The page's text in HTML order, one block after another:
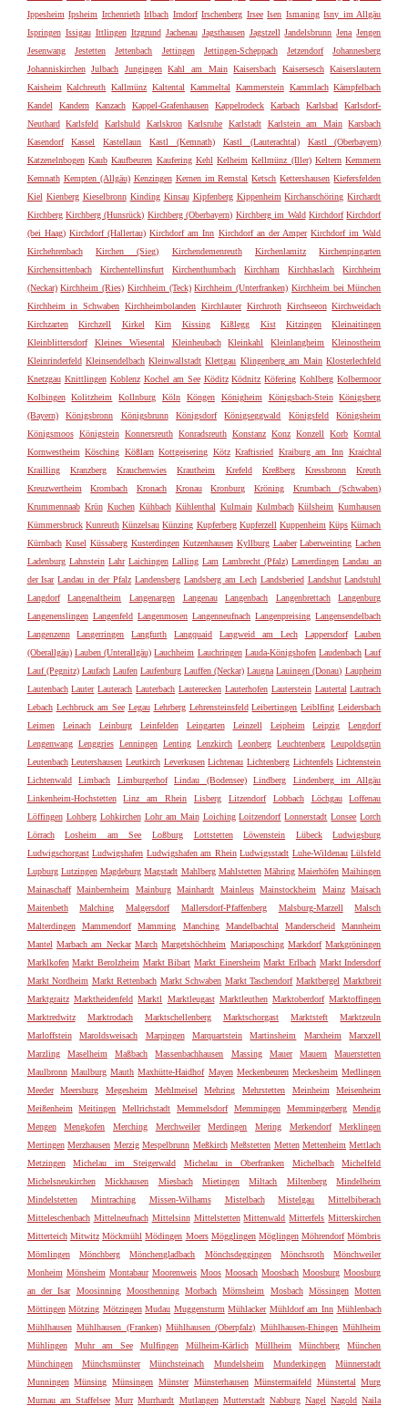
Ippesheim Ipsheim Irchenrieth Irlbach Irndorf Irschenberg Irsee Isen Ismaning Isny im Allgäu
Ispringen Issigau Ittlingen Itzgrund Jachenau Jagsthausen Jagstzell Jandelsbrunn Jena Jengen
Jesenwang
Jestetten Jettenbach Jettingen Jettingen-Scheppach Jetzendorf
Johannesberg
Johanniskirchen
Julbach Jungingen Kahl am Main Kaisersbach Kaisersesch
Kaiserslautern
Kaisheim Kalchreuth Kallmünz Kaltental Kammeltal Kammerstein Kammlach Kämpfelbach
Kandel
Kandern Kanzach Kappel-Grafenhausen Kappelrodeck Karbach Karlsbad
Karlsdorf-
Neuthard
Karlsfeld Karlshuld Karlskron Karlsruhe Karlstadt Karlstein am Main
Karsbach
Kasendorf
Kassel Kastellaun Kastl (Kemnath) Kastl (Lauterachtal)
Kastl (Oberbayern)
Katzenelnbogen Kaub Kaufbeuren Kaufering Kehl Kelheim Kellmünz (Iller) Keltern Kemmern
Kemnath Kempten (Allgäu) Kenzingen Kernen im Remstal Ketsch Kettershausen Kiefersfelden
Kiel Kienberg Kieselbronn Kinding Kinsau Kipfenberg Kippenheim Kirchanschöring Kirchardt
Kirchberg Kirchberg (Hunsrück) Kirchberg (Oberbayern) Kirchberg im Wald Kirchdorf Kirchdorf
(bei Haag) Kirchdorf (Hallertau) Kirchdorf am Inn Kirchdorf an der Amper Kirchdorf im Wald
Kirchehrenbach
Kirchen (Sieg) Kirchendemenreuth Kirchenlamitz
Kirchenpingarten
Kirchensittenbach
Kirchentellinsfurt Kirchenthumbach Kirchham Kirchhaslach
Kirchheim
(Neckar) Kirchheim (Ries) Kirchheim (Teck) Kirchheim (Unterfranken) Kirchheim bei München
Kirchheim in Schwaben Kirchheimbolanden Kirchlauter Kirchroth Kirchseeon Kirchweidach
Kirchzarten
Kirchzell Kirkel Kirn Kissing Kißlegg Kist Kitzingen
Kleinaitingen
Kleinblittersdorf
Kleines Wiesental Kleinheubach Kleinkahl Kleinlangheim
Kleinostheim
Kleinrinderfeld Kleinsendelbach Kleinwallstadt Klettgau Klingenberg am Main Klosterlechfeld
Knetzgau Knittlingen Koblenz Kochel am See Köditz Ködnitz Köfering Kohlberg Kolbermoor
Kolbingen
Kolitzheim Kollnburg Köln Köngen Königheim Königsbach-Stein
Königsberg
(Bayern)
Königsbronn Königsbrunn Königsdorf Königseggwald Königsfeld
Königsheim
Königsmoos Königstein Konnersreuth Konradsreuth Konstanz Konz Konzell Korb Korntal
Kornwestheim Kösching Kößlarn Kottgeisering Kötz Kraftisried Kraiburg am Inn Kraichtal
Krailling
Kranzberg Krauchenwies Krautheim Krefeld Kreßberg Kressbronn
Kreuth
Kreuzwertheim
Krombach Kronach Kronau Kronburg Kröning
Krumbach (Schwaben)
Krummennaab Krün Kuchen Kühbach Kühlenthal Kulmain Kulmbach Külsheim Kumhausen
Kümmersbruck Kunreuth Künzelsau Künzing Kupferberg Kupferzell Kuppenheim Küps Kürnach
Kürnbach Kusel Küssaberg Kusterdingen Kutzenhausen Kyllburg Laaber Laberweinting Lachen
Ladenburg Lahnstein Lahr Laichingen Lalling Lam Lambrecht (Pfalz) Lamerdingen Landau an
der Isar Landau in der Pfalz Landensberg Landsberg am Lech Landsberied Landshut Landstuhl
Langdorf
Langenaltheim Langenargen Langenau Langenbach Langenbrettach
Langenburg
Langenenslingen Langenfeld Langenmosen Langenneufnach Langenpreising Langensendelbach
Langenzenn
Langerringen Langfurth Langquaid Langweid am Lech Lappersdorf
Lauben
(Oberallgäu) Lauben (Unterallgäu) Lauchheim Lauchringen Lauda-Königshofen Laudenbach Lauf
Lauf (Pegnitz) Laufach Laufen Laufenburg Lauffen (Neckar) Laugna Lauingen (Donau) Laupheim
Lautenbach Lauter Lauterach Lauterbach Lauterecken Lauterhofen Lauterstein Lautertal Lautrach
Lebach Lechbruck am See Legau Lehrberg Lehrensteinsfeld Leibertingen Leiblfing Leidersbach
Leimen
Leinach Leinburg Leinfelden Leingarten Leinzell Leipheim Leipzig
Lengdorf
Lengenwang Lenggries Lenningen Lenting Lenzkirch Leonberg Leuchtenberg Leupoldsgrün
Leutenbach Leutershausen Leutkirch Leverkusen Lichtenau Lichtenberg Lichtenfels Lichtenstein
Lichtenwald
Limbach Limburgerhof Lindau (Bodensee) Lindberg
Lindenberg im Allgäu
Linkenheim-Hochstetten
Linz am Rhein Lisberg Litzendorf Lobbach Löchgau
Loffenau
Löffingen Lohberg Lohkirchen Lohr am Main Loiching Loitzendorf Lonnerstadt Lonsee Lorch
Lörrach
Losheim am See Loßburg Lottstetten Löwenstein Lübeck
Ludwigsburg
Ludwigschorgast Ludwigshafen Ludwigshafen am Rhein Ludwigsstadt Luhe-Wildenau Lülsfeld
Lupburg Lutzingen Magdeburg Magstadt Mahlberg Mahlstetten Mähring Maierhöfen Maihingen
Mainaschaff Mainbernheim Mainburg Mainhardt Mainleus Mainstockheim Mainz Maisach
Maitenbeth
Malching Malgersdorf Mallersdorf-Pfaffenberg Malsburg-Marzell
Malsch
Malterdingen
Mammendorf Mamming Manching Mandelbachtal Manderscheid
Mannheim
Mantel Marbach am Neckar March Margetshöchheim Mariaposching Markdorf Markgröningen
Marklkofen Markt Berolzheim Markt Bibart Markt Einersheim Markt Erlbach Markt Indersdorf
Markt Nordheim Markt Rettenbach Markt Schwaben Markt Taschendorf Marktbergel Marktbreit
Marktgraitz Marktheidenfeld Marktl Marktleugast Marktleuthen Marktoberdorf Marktoffingen
Marktredwitz
Marktrodach Marktschellenberg Marktschorgast Marktsteft
Marktzeuln
Marloffstein
Maroldsweisach Marpingen Marquartstein Martinsheim Marxheim
Marxzell
Marzling
Maselheim Maßbach Massenbachhausen Massing Mauer Mauern
Mauerstetten
Maulbronn Maulburg Mauth Maxhütte-Haidhof Mayen Meckenbeuren Meckesheim Medlingen
Meeder
Meersburg Megesheim Mehlmeisel Mehring Mehrstetten Meinheim
Meisenheim
Meißenheim
Meitingen Mellrichstadt Memmelsdorf Memmingen Memmingerberg
Mendig
Mengen
Mengkofen Merching Merchweiler Merdingen Mering Merkendorf
Merklingen
Mertingen Merzhausen Merzig Mespelbrunn Meßkirch Meßstetten Metten Mettenheim Mettlach
Metzingen
Michelau im Steigerwald Michelau in Oberfranken Michelbach
Michelfeld
Michelsneukirchen
Mickhausen Miesbach Mietingen Miltach Miltenberg
Mindelheim
Mindelstetten
Mintraching Missen-Wilhams Mistelbach Mistelgau
Mittelbiberach
Mitteleschenbach Mittelneufnach Mittelsinn Mittelstetten Mittenwald Mitterfels Mitterskirchen
Mitterteich Mitwitz Möckmühl Mödingen Moers Mögglingen Möglingen Möhrendorf Mömbris
Mömlingen
Mönchberg Mönchengladbach Mönchsdeggingen Mönchsroth
Mönchweiler
Monheim Mönsheim Montabaur Moorenweis Moos Moosach Moosbach Moosburg Moosburg
an der Isar
Moosinning Moosthenning Morbach Mörnsheim Mosbach Mössingen Motten
Möttingen Mötzing Mötzingen Mudau Muggensturm Mühlacker Mühldorf am Inn Mühlenbach
Mühlhausen Mühlhausen (Franken) Mühlhausen (Oberpfalz) Mühlhausen-Ehingen Mühlheim
Mühlingen
Muhr am See Mulfingen Mülheim-Kärlich Müllheim Münchberg
München
Münchingen
Münchsmünster Münchsteinach Mundelsheim Munderkingen
Münnerstadt
Munningen Münsing Münsingen Münster Münsterhausen Münstermaifeld Münstertal Murg
Murnau am Staffelsee Murr Murrhardt Mutlangen Mutterstadt Nabburg Nagel Nagold Naila